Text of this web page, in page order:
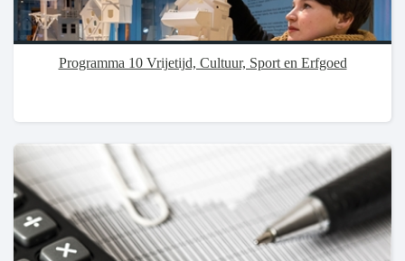
Programma 10 Vrijetijd, Cultuur, Sport en Erfgoed